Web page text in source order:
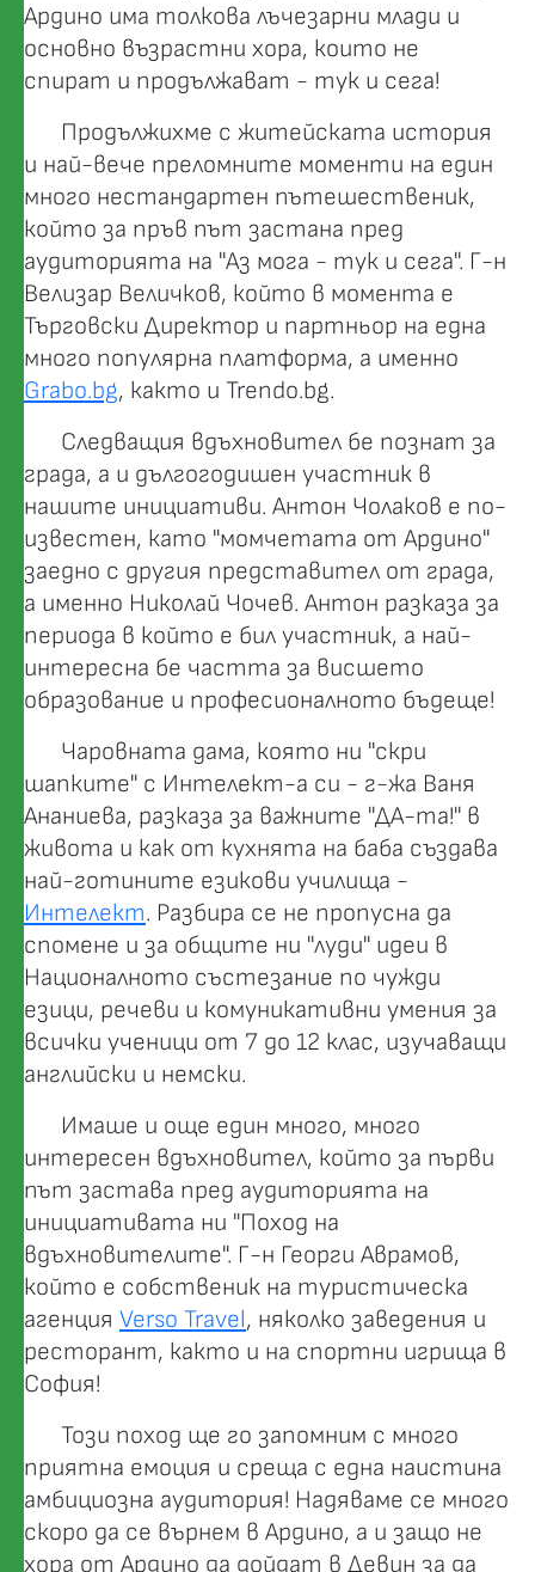
Ардино има толкова лъчезарни млади и
основно възрастни хора, които не
спират и продължават - тук и сега!
Продължихме с житейската история
и най-вече преломните моменти на един
много нестандартен пътешественик,
който за пръв път застана пред
аудиторията на "Аз мога - тук и сега". Г-н
Велизар Величков, който в момента е
Търговски Директор и партньор на една
много популярна платформа, а именно
Grabo.bg, както и Trendo.bg.
Следващия вдъхновител бе познат за
града, а и дългогодишен участник в
нашите инициативи. Антон Чолаков е по-
известен, като "момчетата от Ардино"
заедно с другия представител от града,
а именно Николай Чочев. Антон разказа за
периода в който е бил участник, а най-
интересна бе частта за висшето
образование и професионалното бъдеще!
Чаровната дама, която ни "скри
шапките" с Интелект-а си - г-жа Ваня
Ананиева, разказа за важните "ДА-та!" в
живота и как от кухнята на баба създава
най-готините езикови училища -
Интелект. Разбира се не пропусна да
спомене и за общите ни "луди" идеи в
Националното състезание по чужди
езици, речеви и комуникативни умения за
всички ученици от 7 до 12 клас, изучаващи
английски и немски.
Имаше и още един много, много
интересен вдъхновител, който за първи
път застава пред аудиторията на
инициативата ни "Поход на
вдъхновителите". Г-н Георги Аврамов,
който е собственик на туристическа
агенция Verso Travel, няколко заведения и
ресторант, както и на спортни игрища в
София!
Този поход ще го запомним с много
приятна емоция и среща с една наистина
амбициозна аудитория! Надяваме се много
скоро да се върнем в Ардино, а и защо не
хора от Ардино да дойдат в Девин за да